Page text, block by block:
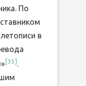
По
в
35 .